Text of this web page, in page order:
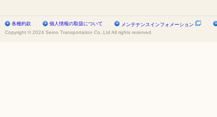
各種約款 個人情報の取扱について
メンテナンスインフォメーション
Copyright © 2024 Seino Transportation Co.,Ltd All rights reserved.